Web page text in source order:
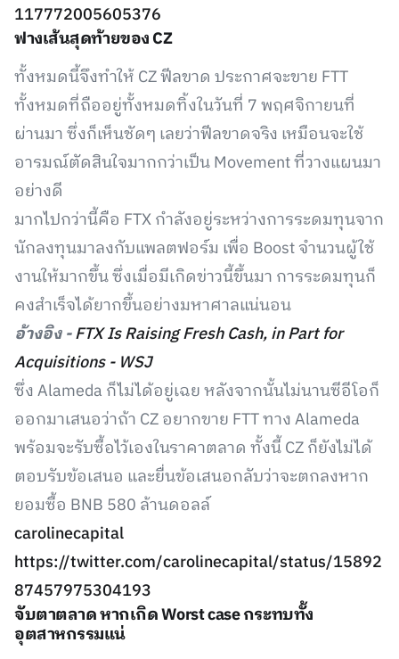
117772005605376
ฟางเส้นสุดท้ายของ CZ
ทั้งหมดนี้จึงทำให้ CZ ฟีลขาด ประกาศจะขาย FTT
ทั้งหมดที่ถืออยู่ทั้งหมดทิ้งในวันที่ 7 พฤศจิกายนที่
ผ่านมา ซึ่งก็เห็นชัดๆ เลยว่าฟีลขาดจริง เหมือนจะใช้
อารมณ์ตัดสินใจมากกว่าเป็น Movement ที่วางแผนมา
อย่างดี
มากไปกว่านี้คือ FTX กำลังอยู่ระหว่างการระดมทุนจาก
นักลงทุนมาลงกับแพลตฟอร์ม เพื่อ Boost จำนวนผู้ใช้
งานให้มากขึ้น ซึ่งเมื่อมีเกิดข่าวนี้ขึ้นมา การระดมทุนก็
คงสำเร็จได้ยากขึ้นอย่างมหาศาลแน่นอน
อ้างอิง -FTX Is Raising Fresh Cash, in Part for
Acquisitions - WSJ
ซึ่ง Alameda ก็ไม่ได้อยู่เฉย หลังจากนั้นไม่นานซีอีโอก็
ออกมาเสนอว่าถ้า CZ อยากขาย FTT ทาง Alameda
พร้อมจะรับซื้อไว้เองในราคาตลาด ทั้งนี้ CZ ก็ยังไม่ได้
ตอบรับข้อเสนอ และยื่นข้อเสนอกลับว่าจะตกลงหาก
ยอมซื้อ BNB 580 ล้านดอลล์
carolinecapital
https://twitter.com/carolinecapital/status/15892
87457975304193
จับตาตลาด หากเกิด Worst case กระทบทั้ง
อุตสาหกรรมแน่